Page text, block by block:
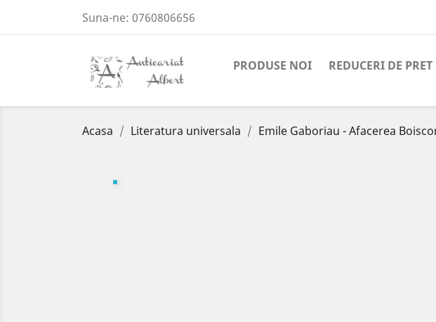
Suna-ne: 0760806656
PRODUSE NOI REDUCERI DE PRET
Acasa Literatura universala Emile Gaboriau - Afacerea